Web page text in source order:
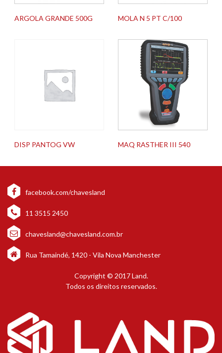
ARGOLA GRANDE 500G MOLA N 5 PT C/100
DISP PANTOG VW MAQ RASTHER III 540
facebook.com/chavesland
11 3515 2450
chavesland@chavesland.com.br
Rua Tamaindé, 1420 - Vila Nova Manchester
Copyright © 2017 Land.
Todos os direitos reservados.